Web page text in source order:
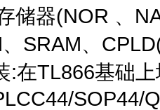
储器(NOR 、
、SRAM、
:在TL866基础
SOP44/